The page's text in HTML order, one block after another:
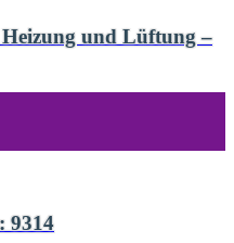
und Lüftung –
9314